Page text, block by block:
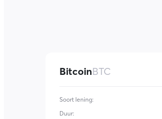
BitcoinBTC
Soort lening:
Duur: